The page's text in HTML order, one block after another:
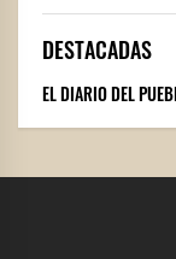
DESTACADAS
EL DIARIO DEL